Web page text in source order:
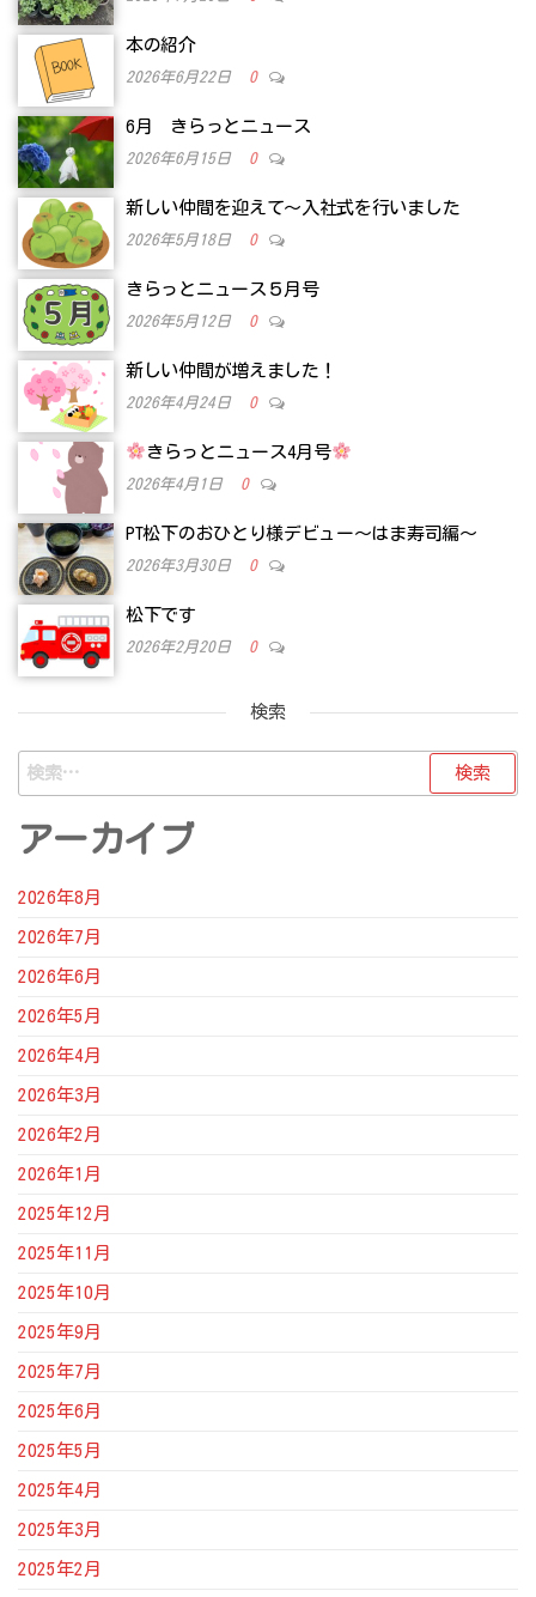
本の紹介
2026年6月22日 0
6月 きらっとニュース
2026年6月15日 0
新しい仲間を迎えて～入社式を行いました
2026年5月18日 0
きらっとニュース５月号
2026年5月12日 0
新しい仲間が増えました！
2026年4月24日 0
きらっとニュース4月号
2026年4月1日 0
PT松下のおひとり様デビュー～はま寿司編～
2026年3月30日 0
松下です
2026年2月20日 0
検索
検
索:
アーカイブ
2026年8月
2026年7月
2026年6月
2026年5月
2026年4月
2026年3月
2026年2月
2026年1月
2025年12月
2025年11月
2025年10月
2025年9月
2025年7月
2025年6月
2025年5月
2025年4月
2025年3月
2025年2月